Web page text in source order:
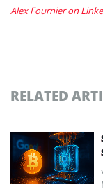
Alex Fournier on
RELATED